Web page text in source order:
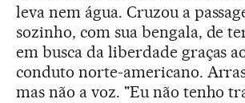
leva nem água. Cruzou a
sozinho, com sua bengala, de
em busca da liberdade graças
conduto norte-americano.
mas não a voz. "Eu não tenho